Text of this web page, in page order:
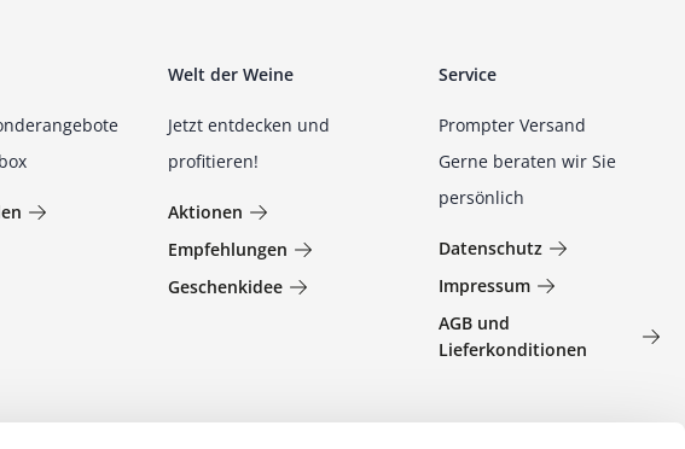
Welt der Weine
Jetzt entdecken und
profitieren!
Aktionen
Empfehlungen
Geschenkidee
Service
Prompter Versand
Gerne beraten wir Sie
persönlich
Datenschutz
Impressum
AGB und
Lieferkonditionen